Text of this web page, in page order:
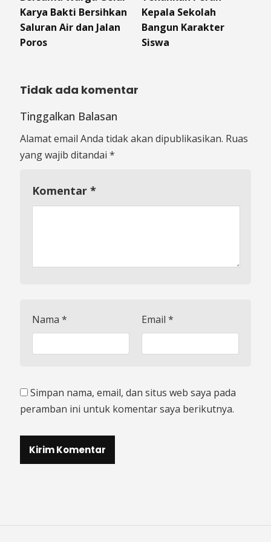
Karya Bakti Bersihkan
Saluran Air dan Jalan
Poros
Kepala Sekolah
Bangun Karakter
Siswa
Tidak ada komentar
Tinggalkan Balasan
Alamat email Anda tidak akan dipublikasikan. Ruas
yang wajib ditandai *
Komentar *
Nama * Email *
Simpan nama, email, dan situs web saya pada
peramban ini untuk komentar saya berikutnya.